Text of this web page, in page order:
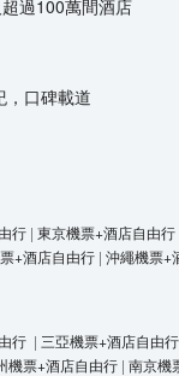
過100萬間酒店
，口碑載道
行 | 東京機票+酒店自由行
+酒店自由行 | 沖繩機票+
行 | 三亞機票+酒店自由行
機票+酒店自由行 | 南京機